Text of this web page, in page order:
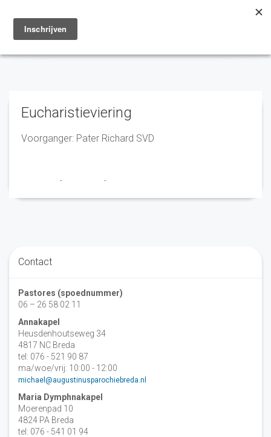
Toggle
navigation
Eucharistieviering
Voorganger: Pater Richard SVD
- -
Contact
Pastores (spoednummer)
06 – 26 58 02 11
Annakapel
Heusdenhoutseweg 34
4817 NC Breda
tel: 076 - 521 90 87
ma/woe/vrij: 10:00 - 12:00
michael@augustinusparochiebreda.nl
Maria Dymphnakapel
Moerenpad 10
4824 PA Breda
tel: 076 - 541 01 94